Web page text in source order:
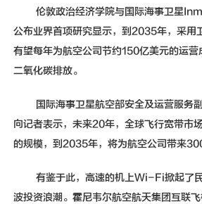
伦敦政治经济学院与国际海事卫星Inmarsat于6月21日联合
公布业界首项研究显示，到2035年，采用
有望每年为航空公司节约150亿美元的运
二氧化碳排放。
国际海事卫星航空部安全及运营服务副总裁Mary McMillan
向记者表示，未来20年，全球飞行宽带市
的规模，到2035年，将为航空公司带来
有鉴于此，高速的机上Wi-Fi掀起了民航业在技术领域的新一
波投资浪潮。霍尼韦尔航空航天集团互联